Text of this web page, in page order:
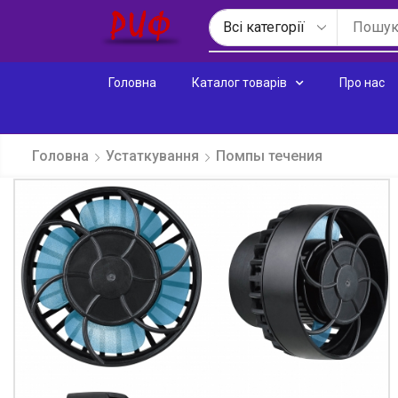
Головна Каталог товарів Про нас
Головна Устаткування Помпы течения